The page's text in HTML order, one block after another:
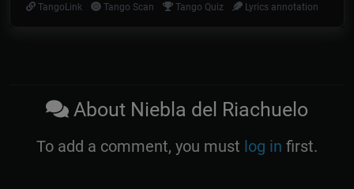
TangoLink
Tango Scan Tango Quiz Lyrics annotation
About Niebla del Riachuelo
To add a comment, you must log in first.